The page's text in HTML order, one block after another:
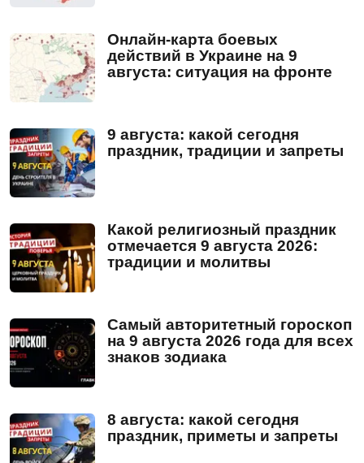
Онлайн-карта боевых
действий в Украине на 9
августа: ситуация на фронте
9 августа: какой сегодня
праздник, традиции и запреты
Какой религиозный праздник
отмечается 9 августа 2026:
традиции и молитвы
Самый авторитетный гороскоп
на 9 августа 2026 года для всех
знаков зодиака
8 августа: какой сегодня
праздник, приметы и запреты